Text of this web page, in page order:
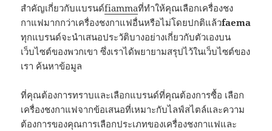
สำคัญเกี่ยวกับแบรนด์fiammaที่ทำให้คุณเลือกเครื่องชง
กาแฟมากกว่าเครื่องชงกาแฟอื่นหรือไม่โดยปกติแล้วfaema
ทุกแบรนด์จะนำเสนอประวัติบางอย่างเกี่ยวกับตัวเองบน
เว็บไซต์ของพวกเขา ซึ่งเราได้พยายามสรุปไว้ในเว็บไซต์ของ
เรา ค้นหาข้อมูล
ที่คุณต้องการทราบและเลือกแบรนด์ที่คุณต้องการซื้อ เลือก
เครื่องชงกาแฟจากข้อเสนอที่เหมาะกับไลฟ์สไตล์และความ
ต้องการของคุณการเลือกประเภทของเครื่องชงกาแฟและ